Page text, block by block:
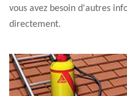
vous avez besoin d'autres
directement.